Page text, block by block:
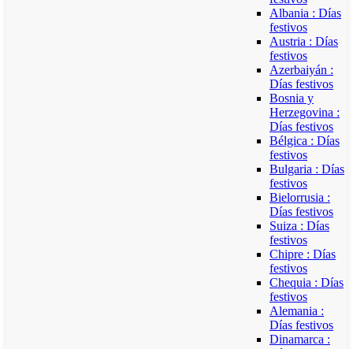
Albania : Días
festivos
Austria : Días
festivos
Azerbaiyán :
Días festivos
Bosnia y
Herzegovina :
Días festivos
Bélgica : Días
festivos
Bulgaria : Días
festivos
Bielorrusia :
Días festivos
Suiza : Días
festivos
Chipre : Días
festivos
Chequia : Días
festivos
Alemania :
Días festivos
Dinamarca :